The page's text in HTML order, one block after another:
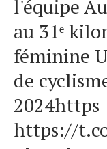
l'équipe
au 31ᵉ
féminine
de
2024https
https://